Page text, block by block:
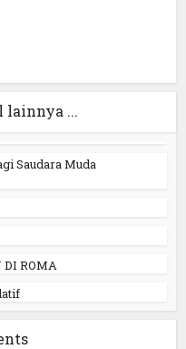
lainnya ...
Saudara Muda
ROMA